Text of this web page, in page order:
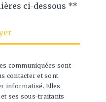
ci-dessous **
communiquées sont
contacter et sont
informatisé. Elles
ses sous-traitants